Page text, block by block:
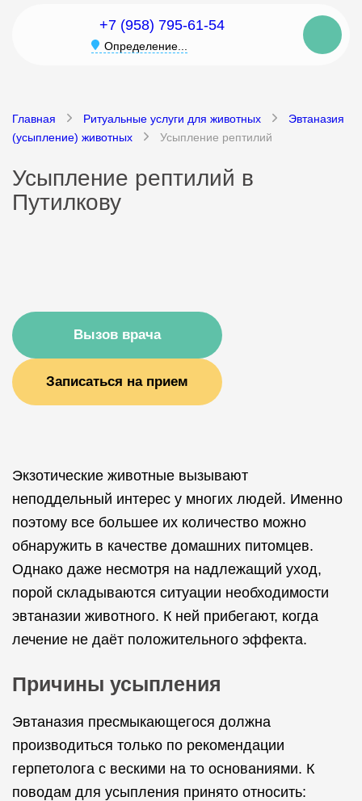
+7 (958) 795-61-54
Определение...
Главная Ритуальные услуги для животных
Эвтаназия
(усыпление) животных
Усыпление рептилий
Усыпление рептилий в
Путилкову
Вызов врача
Записаться на прием
Экзотические животные вызывают
неподдельный интерес у многих людей. Именно
поэтому все большее их количество можно
обнаружить в качестве домашних питомцев.
Однако даже несмотря на надлежащий уход,
порой складываются ситуации необходимости
эвтаназии животного. К ней прибегают, когда
лечение не даёт положительного эффекта.
Причины усыпления
Эвтаназия пресмыкающегося должна
производиться только по рекомендации
герпетолога с вескими на то основаниями. К
поводам для усыпления принято относить: